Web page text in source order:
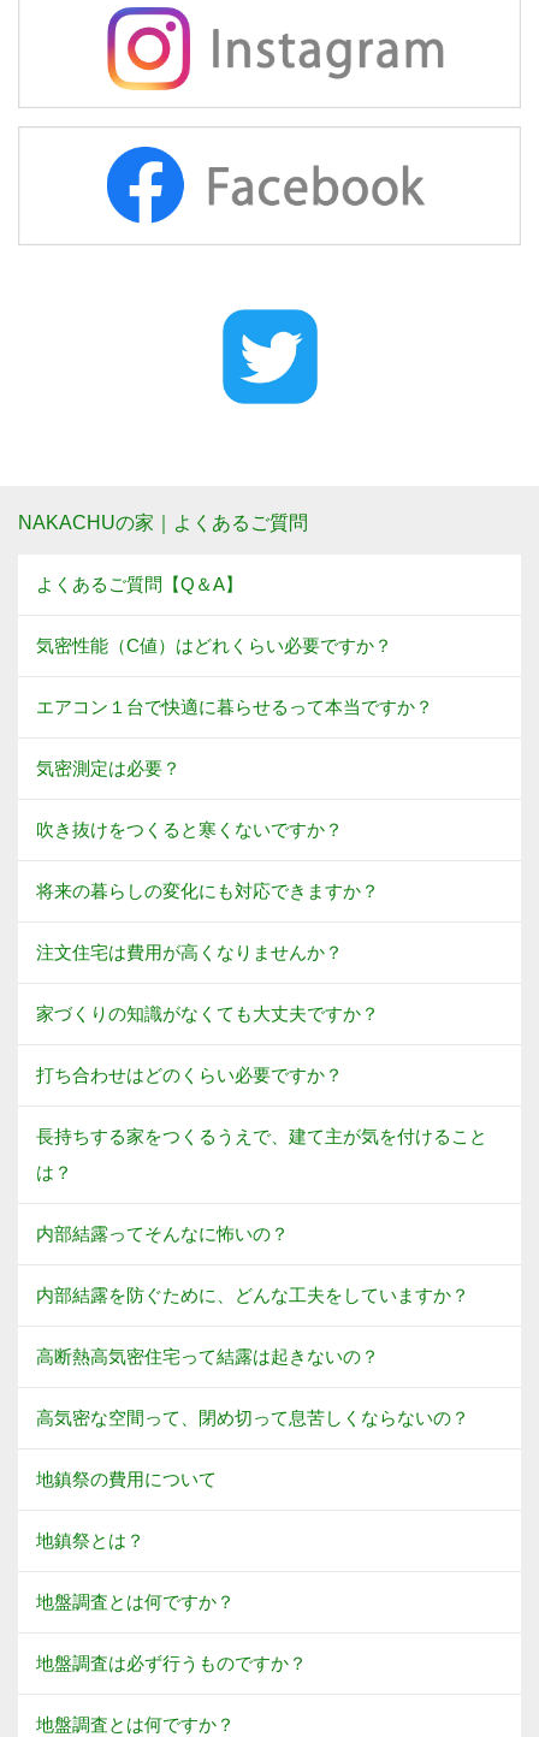
NAKACHUの家｜よくあるご質問
よくあるご質問【Q＆A】
気密性能（C値）はどれくらい必要ですか？
エアコン１台で快適に暮らせるって本当ですか？
気密測定は必要？
吹き抜けをつくると寒くないですか？
将来の暮らしの変化にも対応できますか？
注文住宅は費用が高くなりませんか？
家づくりの知識がなくても大丈夫ですか？
打ち合わせはどのくらい必要ですか？
長持ちする家をつくるうえで、建て主が気を付けること
は？
内部結露ってそんなに怖いの？
内部結露を防ぐために、どんな工夫をしていますか？
高断熱高気密住宅って結露は起きないの？
高気密な空間って、閉め切って息苦しくならないの？
地鎮祭の費用について
地鎮祭とは？
地盤調査とは何ですか？
地盤調査は必ず行うものですか？
地盤調査とは何ですか？